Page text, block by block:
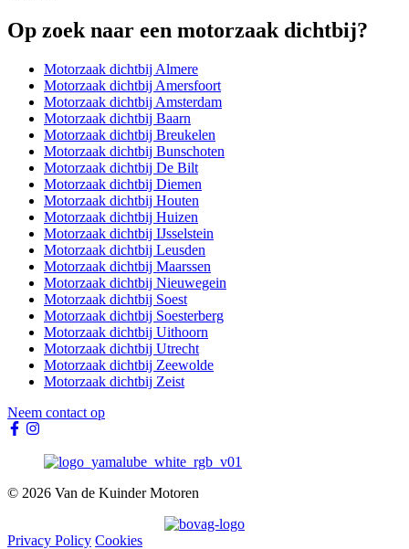
Op zoek naar een motorzaak dichtbij?
Motorzaak dichtbij Almere
Motorzaak dichtbij Amersfoort
Motorzaak dichtbij Amsterdam
Motorzaak dichtbij Baarn
Motorzaak dichtbij Breukelen
Motorzaak dichtbij Bunschoten
Motorzaak dichtbij De Bilt
Motorzaak dichtbij Diemen
Motorzaak dichtbij Houten
Motorzaak dichtbij Huizen
Motorzaak dichtbij IJsselstein
Motorzaak dichtbij Leusden
Motorzaak dichtbij Maarssen
Motorzaak dichtbij Nieuwegein
Motorzaak dichtbij Soest
Motorzaak dichtbij Soesterberg
Motorzaak dichtbij Uithoorn
Motorzaak dichtbij Utrecht
Motorzaak dichtbij Zeewolde
Motorzaak dichtbij Zeist
Neem contact op
© 2026 Van de Kuinder Motoren
Privacy Policy Cookies